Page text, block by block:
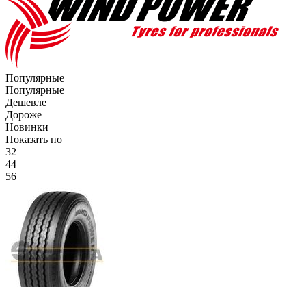
Популярные
Популярные
Дешевле
Дороже
Новинки
Показать по
32
44
56